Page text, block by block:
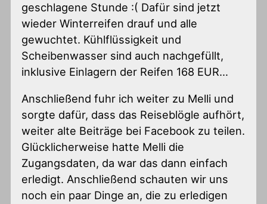
geschlagene Stunde :( Dafür sind jetzt
wieder Winterreifen drauf und alle
gewuchtet. Kühlflüssigkeit und
Scheibenwasser sind auch nachgefüllt,
inklusive Einlagern der Reifen 168 EUR…
Anschließend fuhr ich weiter zu Melli und
sorgte dafür, dass das Reiseblögle aufhört,
weiter alte Beiträge bei Facebook zu teilen.
Glücklicherweise hatte Melli die
Zugangsdaten, da war das dann einfach
erledigt. Anschließend schauten wir uns
noch ein paar Dinge an, die zu erledigen